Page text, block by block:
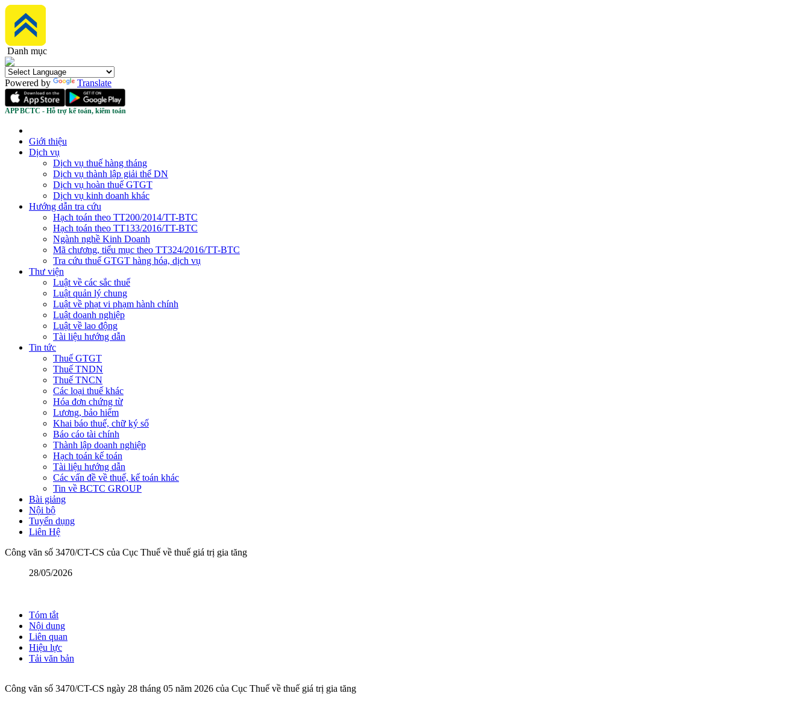
Danh mục
Powered by Translate
APP BCTC - Hỗ trợ kế toán, kiểm toán
Giới thiệu
Dịch vụ
Dịch vụ thuế hàng tháng
Dịch vụ thành lập giải thể DN
Dịch vụ hoàn thuế GTGT
Dịch vụ kinh doanh khác
Hướng dẫn tra cứu
Hạch toán theo TT200/2014/TT-BTC
Hạch toán theo TT133/2016/TT-BTC
Ngành nghề Kinh Doanh
Mã chương, tiểu mục theo TT324/2016/TT-BTC
Tra cứu thuế GTGT hàng hóa, dịch vụ
Thư viện
Luật về các sắc thuế
Luật quản lý chung
Luật về phạt vi phạm hành chính
Luật doanh nghiệp
Luật về lao động
Tài liệu hướng dẫn
Tin tức
Thuế GTGT
Thuế TNDN
Thuế TNCN
Các loại thuế khác
Hóa đơn chứng từ
Lương, bảo hiểm
Khai báo thuế, chữ ký số
Báo cáo tài chính
Thành lập doanh nghiệp
Hạch toán kế toán
Tài liệu hướng dẫn
Các vấn đề về thuế, kế toán khác
Tin về BCTC GROUP
Bài giảng
Nội bộ
Tuyển dụng
Liên Hệ
Công văn số 3470/CT-CS của Cục Thuế về thuế giá trị gia tăng
28/05/2026
Tóm tắt
Nội dung
Liên quan
Hiệu lực
Tải văn bản
Công văn số 3470/CT-CS ngày 28 tháng 05 năm 2026 của Cục Thuế về thuế giá trị gia tăng